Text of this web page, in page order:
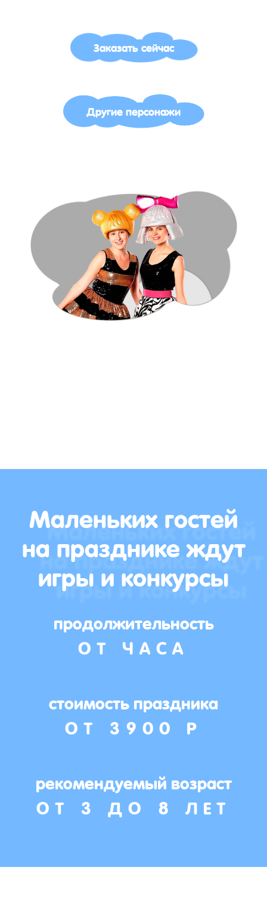
Заказать сейчас
Другие персонажи
Маленьких гостей
на празднике ждут
игры и конкурсы
продолжительность
ОТ ЧАСА
стоимость праздника
ОТ 3900 Р
рекомендуемый возраст
ОТ 3 ДО 8 ЛЕТ